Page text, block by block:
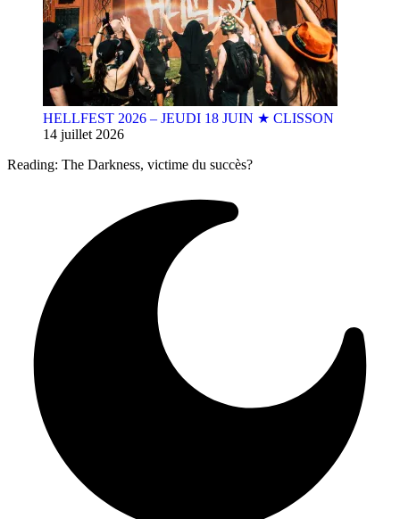
HELLFEST 2026 – JEUDI 18 JUIN ★ CLISSON
14 juillet 2026
Reading: The Darkness, victime du succès?